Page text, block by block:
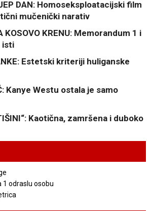
DAN: Homoseksploatacijski film
mučenički narativ
KOSOVO KRENU: Memorandum 1 i
isti
Estetski kriteriji huliganske
Kanye Westu ostala je samo
Kaotična, zamršena i duboko
1 odraslu osobu